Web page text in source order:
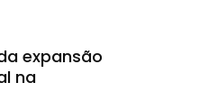
expansão
na